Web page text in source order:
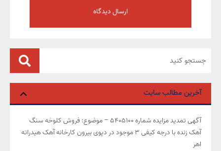
آخرین مطالب سایت
آگهی تمدید مزایده شماره ۵۴۰۵۱۰۰ – موضوع: فروش کلوخه سنگ
آهک زنده با درجه کیفی ۳ موجود در دپوی بیرون کارخانه آهک هیدراته
اهر